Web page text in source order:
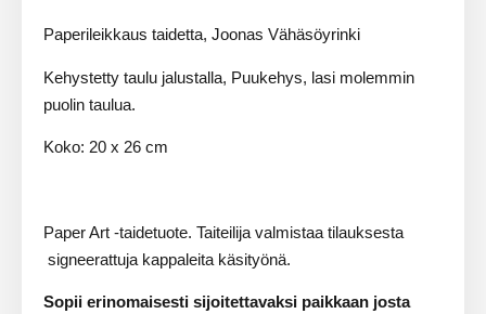
Paperileikkaus taidetta, Joonas Vähäsöyrinki
Kehystetty taulu jalustalla, Puukehys, lasi molemmin
puolin taulua.
Koko: 20 x 26 cm
Paper Art -taidetuote. Taiteilija valmistaa tilauksesta
signeerattuja kappaleita käsityönä.
Sopii erinomaisesti sijoitettavaksi paikkaan josta